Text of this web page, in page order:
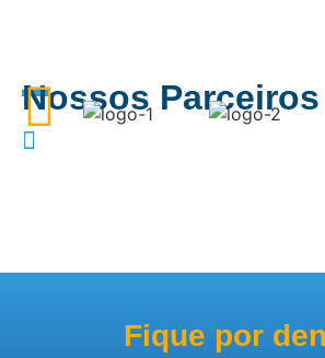
Nossos Parceiros
Fique por